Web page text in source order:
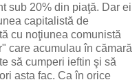
sub 20% din piaţă. Dar ei
capitalistă de
cu noţiunea comunistă
care acumulau în cămară
să cumperi ieftin şi să
asta fac. Ca în orice